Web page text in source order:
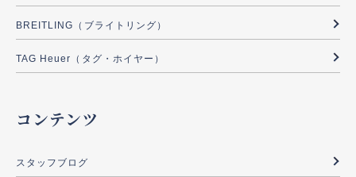
BREITLING（ブライトリング）
TAG Heuer（タグ・ホイヤー）
コンテンツ
スタッフブログ